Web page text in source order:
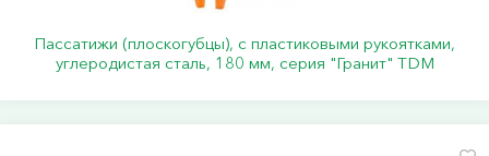
Пассатижи (плоскогубцы), с пластиковыми рукоятками,
углеродистая сталь, 180 мм, серия "Гранит" TDM